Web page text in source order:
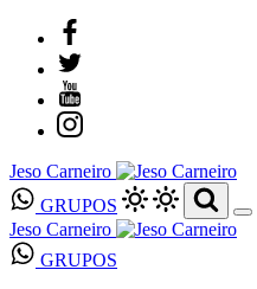
Jeso Carneiro
GRUPOS
Jeso Carneiro
GRUPOS